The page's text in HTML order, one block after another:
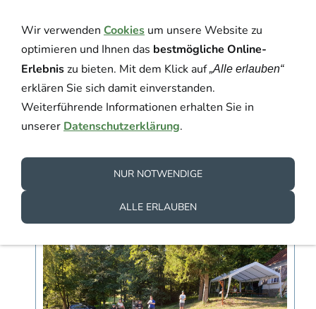
Navigation einblenden
Jahr 2019
Jugendanglercamp
Wir verwenden Cookies um unsere Website zu
optimieren und Ihnen das bestmögliche Online-
Erlebniszu bieten. Mit dem Klick auf„Alle erlauben“
erklären Sie sich damit einverstanden.
Weiterführende Informationen erhalten Sie in
unserer Datenschutzerklärung.
NUR NOTWENDIGE
ALLE ERLAUBEN